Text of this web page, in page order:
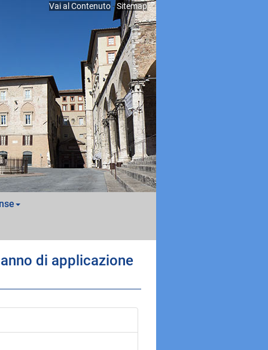
Vai al Contenuto-Sitemap
di applicazione